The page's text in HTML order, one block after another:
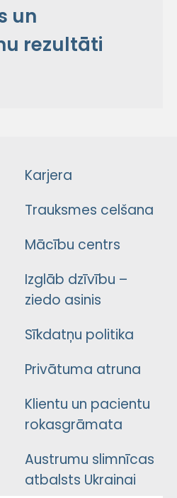
un
rezultāti
Karjera
Trauksmes celšana
Mācību centrs
Izglāb dzīvību –
ziedo asinis
Sīkdatņu politika
Privātuma atruna
Klientu un pacientu
rokasgrāmata
Austrumu slimnīcas
atbalsts Ukrainai